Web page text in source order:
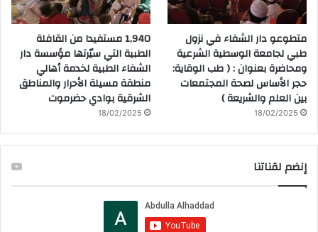
متطوعو دار الشفاء في نزول
طبي لجامعة الوسطية الشرعية
ومحاضرة بعنوان : ( طب الوقاية:
حجر الأساس لصحة المجتمعات
بين العلم والشريعة )
18/02/2025
1,940 مستفيدا من القافلة
الطبية التي سيّرتها مؤسسة دار
الشفاء الطبية لخدمة أهالي
منطقة مسيلة الأحرار والمناطق
الشرقية بوادي حضرموت
18/02/2025
إنضم لقناتنا